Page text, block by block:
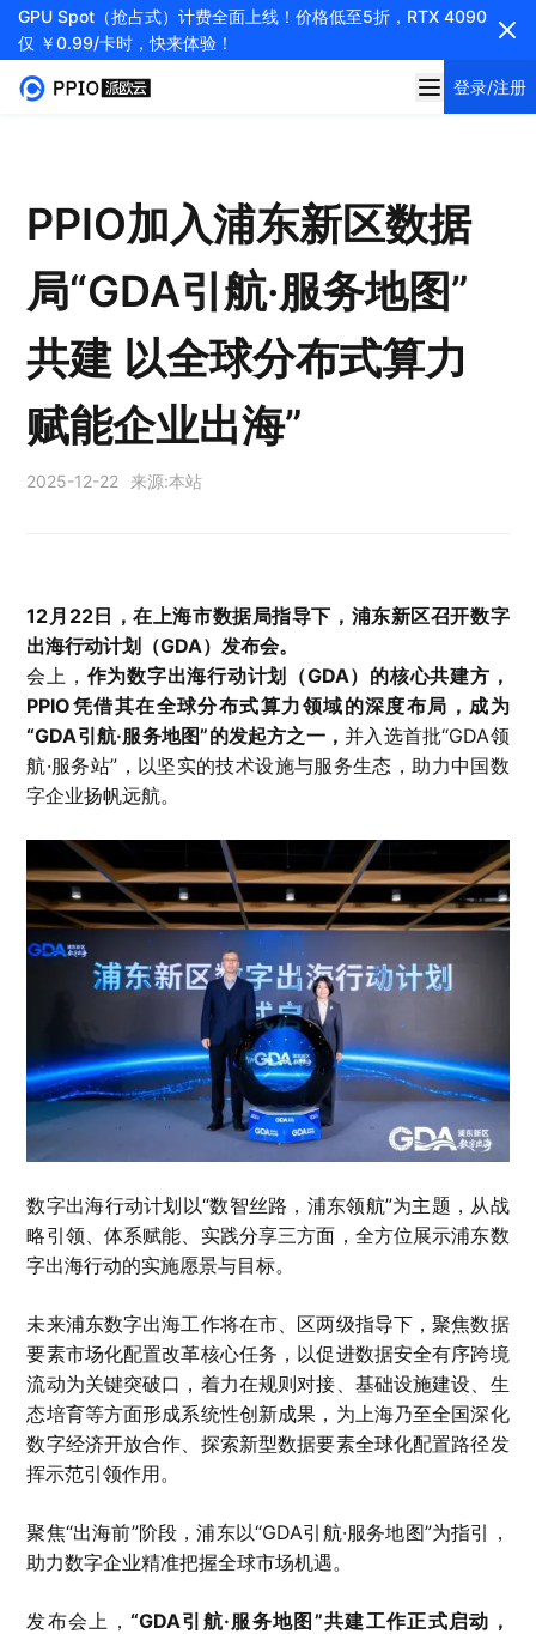
GPU Spot（抢占式）计费全面上线！价格低至5折，RTX 4090
仅 ￥0.99/卡时，快来体验！
登录/注册
PPIO加入浦东新区数据
局“GDA引航·服务地图”
共建 以全球分布式算力
赋能企业出海”
2025-12-22 来源:本站
12月22日，在上海市数据局指导下，浦东新区召开数字
出海行动计划（GDA）发布会。
会上， 作为数字出海行动计划（GDA）的核心共建方，
PPIO凭借其在全球分布式算力领域的深度布局，成为
“GDA引航·服务地图”的发起方之一，并入选首批“GDA领
航·服务站”，以坚实的技术设施与服务生态，助力中国数
字企业扬帆远航。
数字出海行动计划以“数智丝路，浦东领航”为主题，从战
略引领、体系赋能、实践分享三方面，全方位展示浦东数
字出海行动的实施愿景与目标。
未来浦东数字出海工作将在市、区两级指导下，聚焦数据
要素市场化配置改革核心任务，以促进数据安全有序跨境
流动为关键突破口，着力在规则对接、基础设施建设、生
态培育等方面形成系统性创新成果，为上海乃至全国深化
数字经济开放合作、探索新型数据要素全球化配置路径发
挥示范引领作用。
聚焦“出海前”阶段，浦东以“GDA引航·服务地图”为指引，
助力数字企业精准把握全球市场机遇。
发布会上，“GDA引航·服务地图”共建工作正式启动，